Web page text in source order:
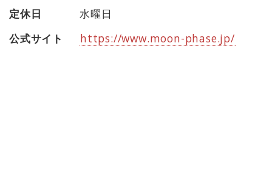
定休日
水曜日
公式サイト
https://www.moon-phase.jp/